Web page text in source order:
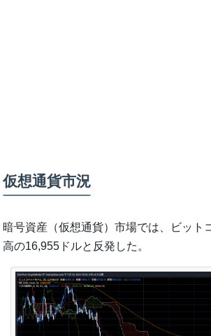
仮想通貨市況
暗号資産（仮想通貨）市場では、ビット
高の16,955ドルと反発した。